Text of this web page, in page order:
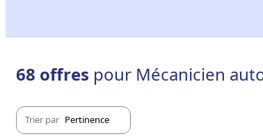
68 offres pour Mécanicien
Trier par Pertinence